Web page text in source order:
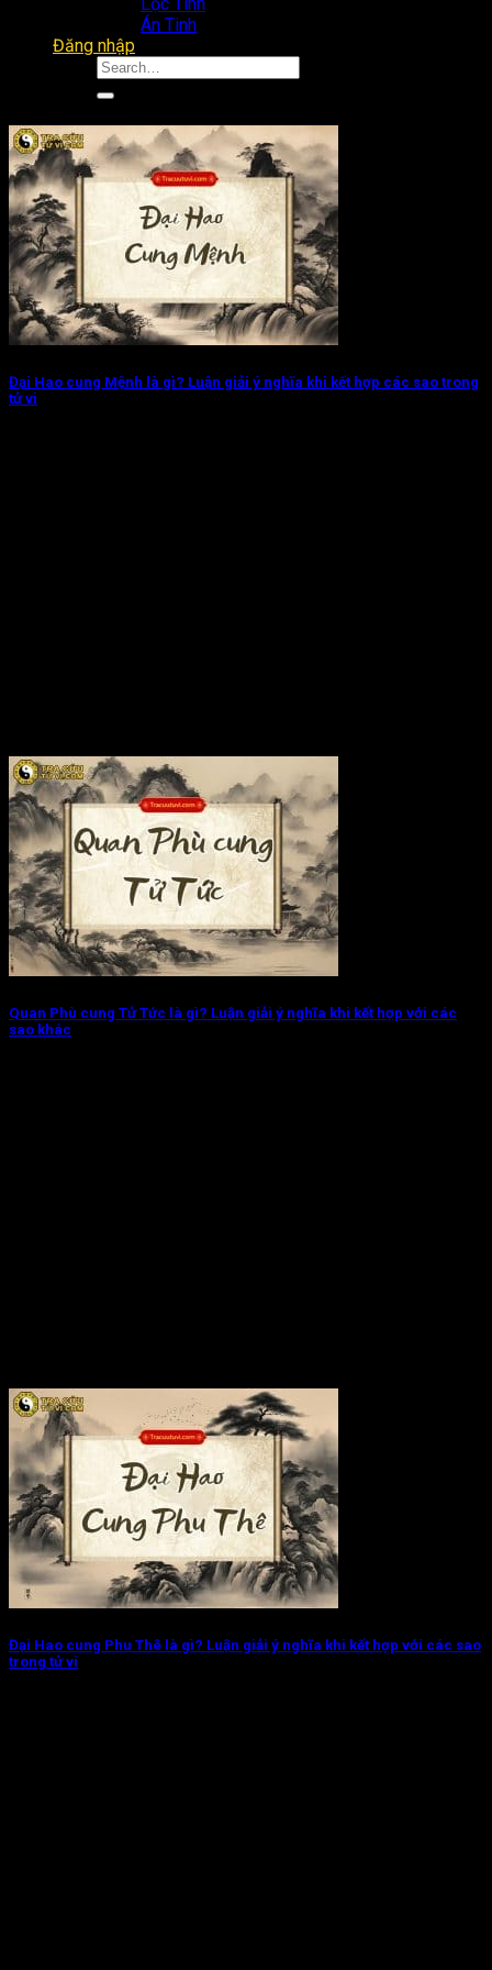
Án Tinh
Đăng nhập
Đại Hao cung Mệnh là gì? Luận giải ý nghĩa khi kết hợp các sao trong
tử vi
Quan Phù cung Tử Tức là gì? Luận giải ý nghĩa khi kết hợp với các
sao khác
Đại Hao cung Phu Thê là gì? Luận giải ý nghĩa khi kết hợp với các sao
trong tử vi